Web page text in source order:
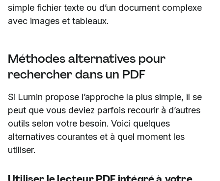
simple fichier texte ou d’un document complexe
avec images et tableaux.
Méthodes alternatives pour
rechercher dans un PDF
Si Lumin propose l’approche la plus simple, il se
peut que vous deviez parfois recourir à d’autres
outils selon votre besoin. Voici quelques
alternatives courantes et à quel moment les
utiliser.